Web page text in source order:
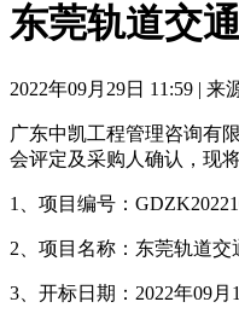
东莞轨道交
2022年09月29日 11:59 | 来
广东中凯工程管理咨询有
会评定及采购人确认，现
1、项目编号：
2、项目名称：东莞轨道
3、开标日期：2022年09月